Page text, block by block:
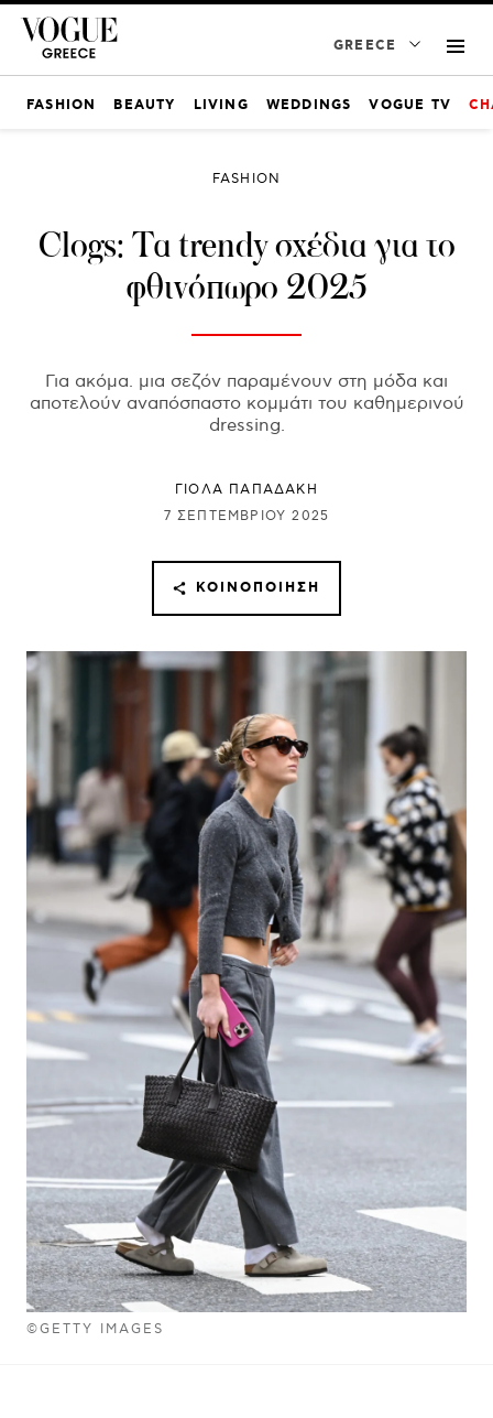
GREECE
FASHION BEAUTY LIVING WEDDINGS VOGUE TV
©GETTY IMAGES
FASHION
Clogs: Τα trendy σχέδια για το
φθινόπωρο 2025
Για ακόμα. μια σεζόν παραμένουν στη μόδα και
αποτελούν αναπόσπαστο κομμάτι του καθημερινού
dressing.
ΓΙΌΛΑ ΠΑΠΑΔΆΚΗ
7 ΣΕΠΤΕΜΒΡΊΟΥ 2025
ΚΟΙΝΟΠΟΊΗΣΗ